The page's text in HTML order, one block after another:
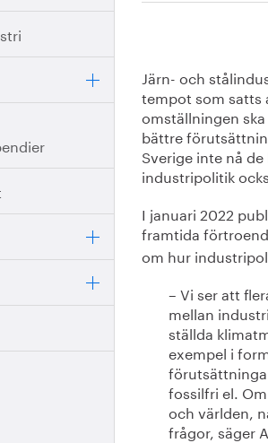
Järn- och
tempot som satts
omställningen
bättre
Sverige inte nå
industripolitik
I januari 2022
framtida
om hur
– Vi ser att
mellan
ställda
exempel i
fossilfri el.
och världen,
frågor, säger